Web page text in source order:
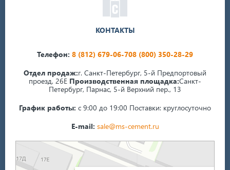
КОНТАКТЫ
Телефон: 8 (812) 679-06-708 (800) 350-28-29
Отдел продаж:г. Санкт-Петербург, 5-й Предпортовый
проезд, 26Е Производственная площадка:Санкт-
Петербург, Парнас, 5-й Верхний пер., 13
График работы: с 9:00 до 19:00 Поставки: круглосуточно
E-mail: sale@ms-cement.ru
Санкт‑Петербург
5-й Верхний переулок, 13А на карте Санкт‑Петербурга — Яндекс Карты